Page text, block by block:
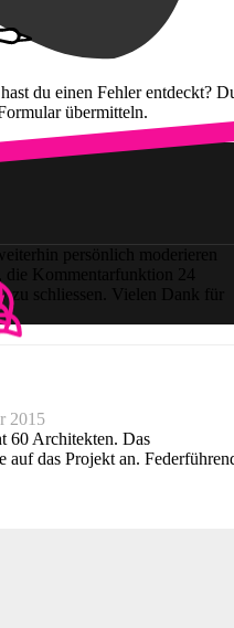
du einen Fehler entdeckt?
übermitteln.
persönlich moderieren
die Kommentarfunktion 24
zu schliessen. Vielen Dank für
2015
60 Architekten. Das
das Projekt an.